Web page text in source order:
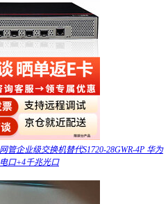
管企业级交换机替代S1720-28GWR-4P 华为
电口+4千兆光口